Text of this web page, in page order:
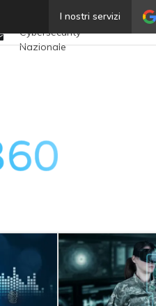
I nostri servizi
Email
Ultimi articoli
Cybersecurity
Nazionale
Soluzioni aziendali
Cultura cyber
News, attualità e